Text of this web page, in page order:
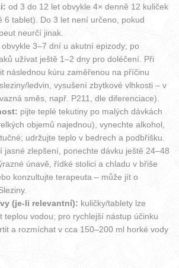
od 3 do 12 let obvykle 4× denně 12 kuliček
6 tablet). Do 3 let není určeno, pokud
neurčí jinak.
obvykle 3–7 dní u akutní epizody; po
užívat ještě 1–2 dny pro doléčení. Při
následnou kúru zaměřenou na příčinu
ledvin, vysušení zbytkové vlhkosti – v
směs, např. P211, dle diferenciace).
pijte teplé tekutiny po malých dávkách
objemů najednou), vynechte alkohol,
udržujte teplo v bedrech a podbřišku.
jasné zlepšení, ponechte dávku ještě 24–48
únavě, řídké stolici a chladu v břiše
konzultujte terapeuta – může jít o
(je-li relevantní): kuličky/tablety lze
teplou vodou; pro rychlejší nástup účinku
a rozmíchat v cca 150–200 ml horké vody